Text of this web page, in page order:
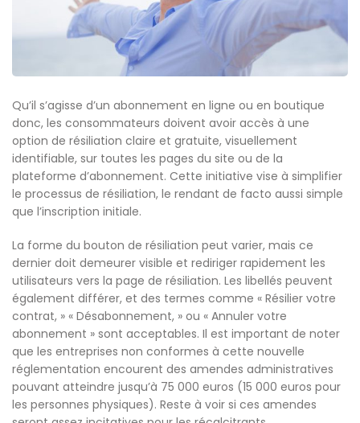
Qu’il s’agisse d’un abonnement en ligne ou en boutique
donc, les consommateurs doivent avoir accès à une
option de résiliation claire et gratuite, visuellement
identifiable, sur toutes les pages du site ou de la
plateforme d’abonnement. Cette initiative vise à simplifier
le processus de résiliation, le rendant de facto aussi simple
que l’inscription initiale.
La forme du bouton de résiliation peut varier, mais ce
dernier doit demeurer visible et rediriger rapidement les
utilisateurs vers la page de résiliation. Les libellés peuvent
également différer, et des termes comme « Résilier votre
contrat, » « Désabonnement, » ou « Annuler votre
abonnement » sont acceptables. Il est important de noter
que les entreprises non conformes à cette nouvelle
réglementation encourent des amendes administratives
pouvant atteindre jusqu’à 75 000 euros (15 000 euros pour
les personnes physiques). Reste à voir si ces amendes